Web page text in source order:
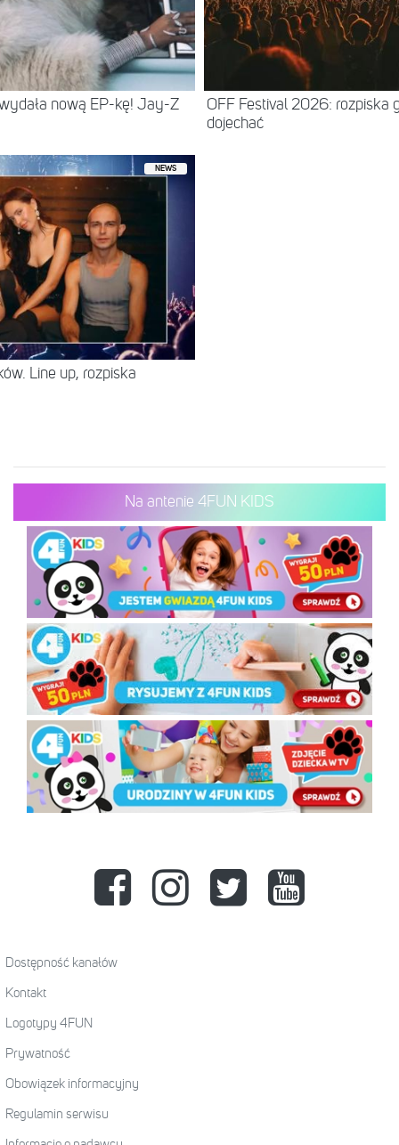
nową EP-kę! Jay-Z
OFF Festival 2026: rozpiska
dojechać
NEWS
Line up, rozpiska
Na antenie 4FUN KIDS
Dostępność kanałów
Kontakt
Logotypy 4FUN
Prywatność
Obowiązek informacyjny
Regulamin serwisu